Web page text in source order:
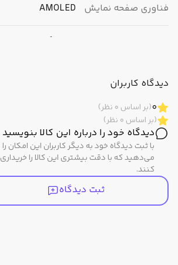
فناوری صفحه نمایش AMOLED
رزولوشن عکاسی
دوربین جلو
ابعاد 161.9 × 76.1 × 7.8 میلی‌متر
سایر ویژگی‌ها
دیدگاه کاربران
0(بر اساس 0 نظر)
(بر اساس 0 نظر)
دیدگاه خود را درباره این کالا بنویسید
با ثبت دیدگاه خود به دیگر کاربران این امکان را
می‌دهید که با دقت بیشتری این کالا را خریداری
کنند.
ثبت دیدگاه